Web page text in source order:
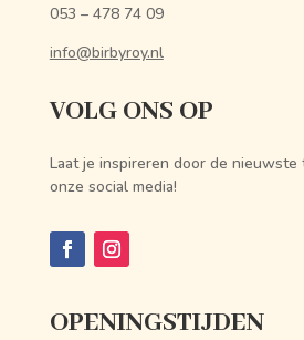
053 – 478 74 09
info@birbyroy.nl
VOLG ONS OP
Laat je inspireren door de
onze social media!
OPENINGSTIJDEN